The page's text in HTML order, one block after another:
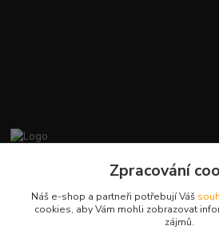
+420412384749
Zpracování
Náš e-shop a partneři potřebují Váš
cookies, aby Vám mohli zobrazovat
zájmů.